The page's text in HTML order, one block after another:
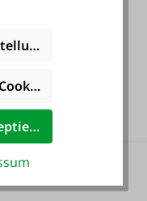
akzeptieren